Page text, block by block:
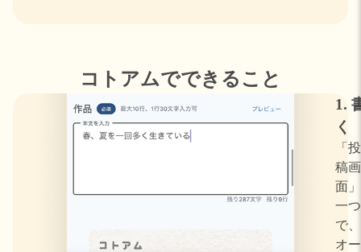
コトアムでできること
1.
く
「投
稿画
面」
一つ
で、
オー